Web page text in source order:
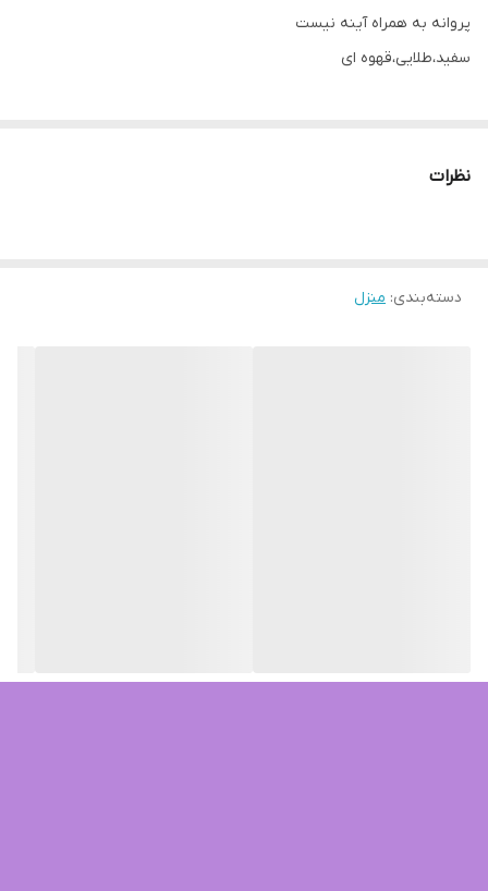
پروانه به همراه آینه نیست
سفید،طلایی،قهوه ای
نظرات
دسته‌بندی: منزل